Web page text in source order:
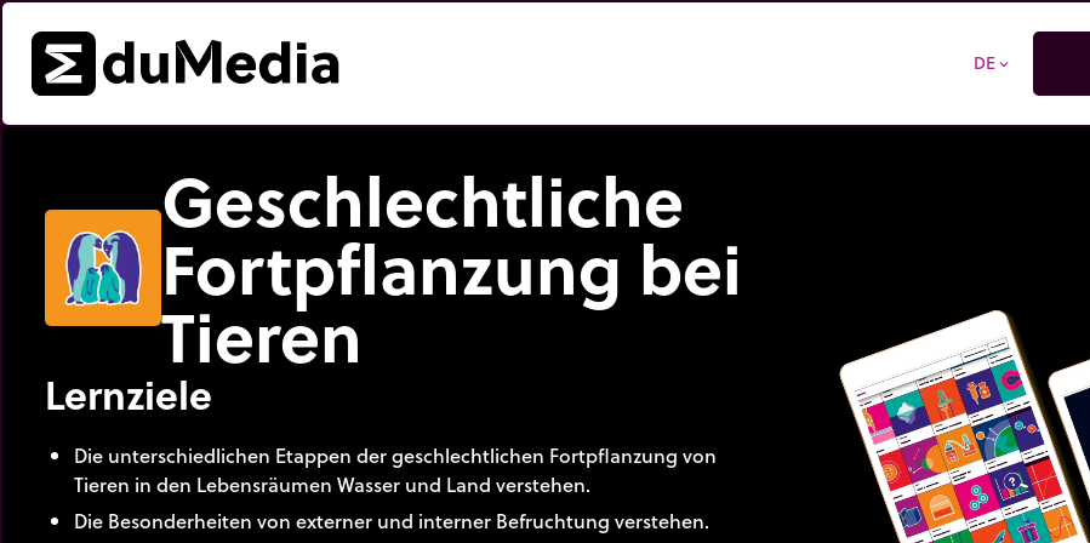
DE expand_more
Geschlechtliche
Fortpflanzung bei
Tieren
Lernziele
Die unterschiedlichen Etappen der geschlechtlichen Fortpflanzung von
Tieren in den Lebensräumen Wasser und Land verstehen.
Die Besonderheiten von externer und interner Befruchtung verstehen.